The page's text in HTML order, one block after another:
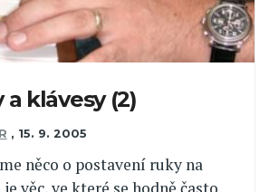
a klávesy (2)
, 15. 9. 2005
něco o postavení ruky na